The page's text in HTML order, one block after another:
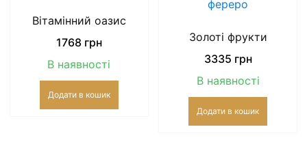
Вітамінний оазис
1768грн
В наявності
Додати в кошик
Золоті фрукти
3335 грн
В наявності
Додати в кошик